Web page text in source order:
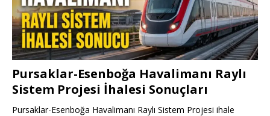
Pursaklar-Esenboğa Havalimanı Raylı
Sistem Projesi İhalesi Sonuçları
Pursaklar-Esenboğa Havalimanı Raylı Sistem Projesi ihale